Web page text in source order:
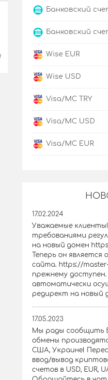
Банковский
Банковский
Wise EUR
Wise USD
Visa/MC TRY
Visa/MC USD
Visa/MC EUR
17.02.2024
Уважаемые клиенты!
требованиями
на новый домен
Теперь он является
сайта. https://
прежнему доступен.
автоматически
редирект на новый
17.05.2023
Мы рады сообщить
обмены
США, Украине!
ввод/вывод
счетов в USD, EUR,